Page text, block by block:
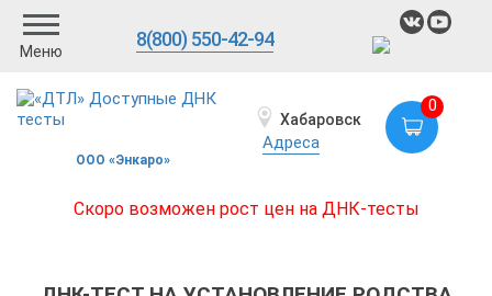
Меню
8(800) 550-42-94
ООО «Энкаро»
Хабаровск
Адреса
0
Скоро возможен рост цен на ДНК-тесты